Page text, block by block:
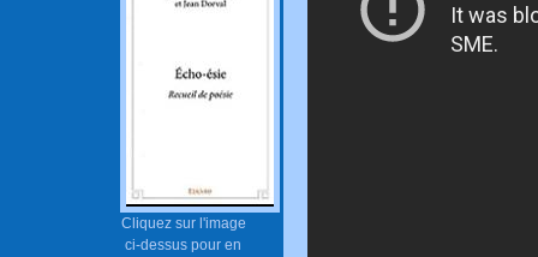
Cliquez sur l'image
ci-dessus pour en